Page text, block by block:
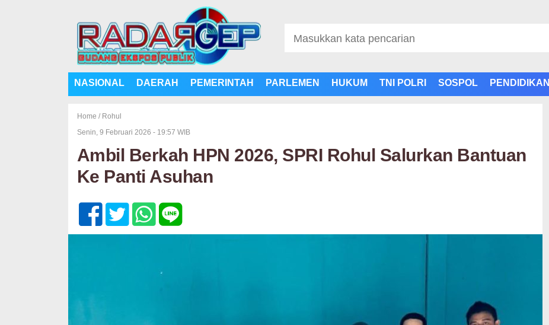
NASIONAL DAERAH PEMERINTAH PARLEMEN HUKUM TNI POLRI SOSPOL PENDIDIKAN
Home / Rohul
Senin, 9 Februari 2026 - 19:57 WIB
Ambil Berkah HPN 2026, SPRI Rohul Salurkan Bantuan
Ke Panti Asuhan